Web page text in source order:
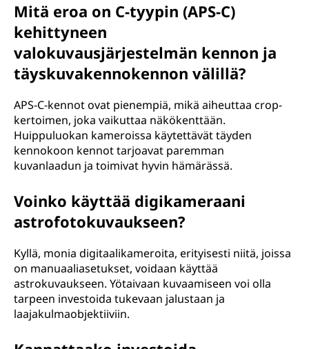
Mitä eroa on C-tyypin (APS-C)
kehittyneen
valokuvausjärjestelmän kennon ja
täyskuvakennokennon välillä?
APS-C-kennot ovat pienempiä, mikä aiheuttaa crop-
kertoimen, joka vaikuttaa näkökenttään.
Huippuluokan kameroissa käytettävät täyden
kennokoon kennot tarjoavat paremman
kuvanlaadun ja toimivat hyvin hämärässä.
Voinko käyttää digikameraani
astrofotokuvaukseen?
Kyllä, monia digitaalikameroita, erityisesti niitä, joissa
on manuaaliasetukset, voidaan käyttää
astrokuvaukseen. Yötaivaan kuvaamiseen voi olla
tarpeen investoida tukevaan jalustaan ja
laajakulmaobjektiiviin.